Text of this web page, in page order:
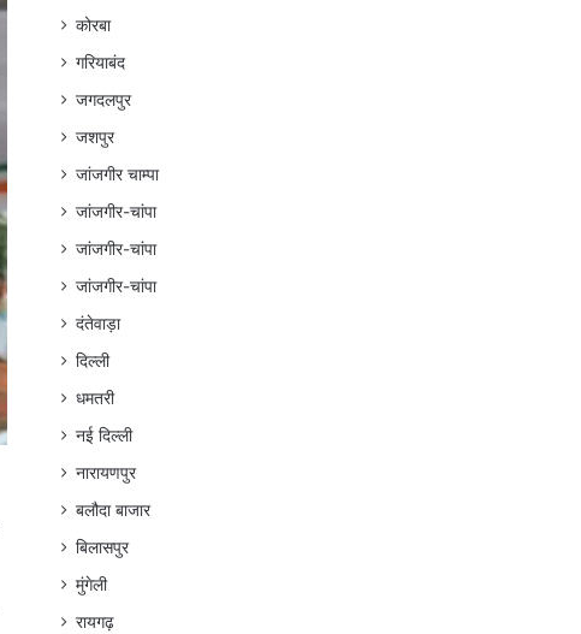
कोरबा
गरियाबंद
जगदलपुर
जशपुर
जांजगीर चाम्पा
जांजगीर-चांपा
जांजगीर-चांपा
जांजगीर-चांपा
दंतेवाड़ा
दिल्ली
धमतरी
नई दिल्ली
नारायणपुर
बलौदा बाजार
बिलासपुर
मुंगेली
रायगढ़